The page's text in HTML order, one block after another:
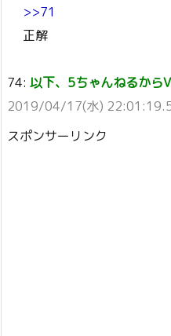
>>71
正解
74: 以下、5ちゃんねるから
2019/04/17(水)
スポンサーリンク